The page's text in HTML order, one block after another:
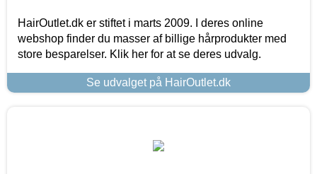
HairOutlet.dk er stiftet i marts 2009. I deres online
webshop finder du masser af billige hårprodukter med
store besparelser. Klik her for at se deres udvalg.
Se udvalget på HairOutlet.dk